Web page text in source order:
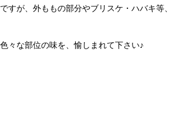
ですが、外ももの部分やブリスケ・ハバキ
色々な部位の味を、愉しまれて下さい♪